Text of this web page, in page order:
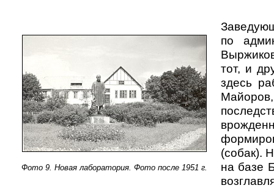
Фото 9. Новая лаборатория. Фото после 1951 г.
по
тот, и
здесь
(собак).
на базе